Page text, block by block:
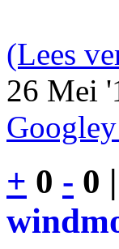
(Lees
26 Mei
+ 0 - 0 |